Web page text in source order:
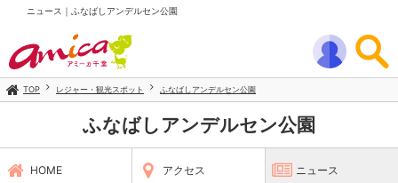
ニュース｜ふなばしアンデルセン公園
TOP レジャー・観光スポット ふなばしアンデルセン公園
ふなばしアンデルセン公園
HOME アクセス ニュース